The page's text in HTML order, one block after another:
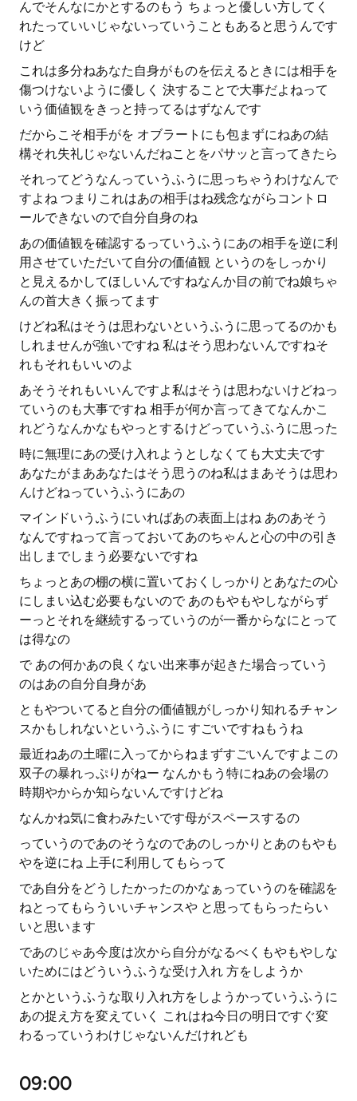
んでそんなにかとするのもう ちょっと優しい方してく
れたっていいじゃないっていうこともあると思うんです
けど
これは多分ねあなた自身がものを伝えるときには相手を
傷つけないように優しく 決することで大事だよねって
いう価値観をきっと持ってるはずなんです
だからこそ相手がを オブラートにも包まずにねあの結
構それ失礼じゃないんだねことをパサッと言ってきたら
それってどうなんっていうふうに思っちゃうわけなんで
すよね つまりこれはあの相手はね残念ながらコントロ
ールできないので自分自身のね
あの価値観を確認するっていうふうにあの相手を逆に利
用させていただいて自分の価値観 というのをしっかり
と見えるかしてほしいんですねなんか目の前でね娘ちゃ
んの首大きく振ってます
けどね私はそうは思わないというふうに思ってるのかも
しれませんが強いですね 私はそう思わないんですねそ
れもそれもいいのよ
あそうそれもいいんですよ私はそうは思わないけどねっ
ていうのも大事ですね 相手が何か言ってきてなんかこ
れどうなんかなもやっとするけどっていうふうに思った
時に無理にあの受け入れようとしなくても大丈夫です
あなたがまああなたはそう思うのね私はまあそうは思わ
んけどねっていうふうにあの
マインドいうふうにいればあの表面上はね あのあそう
なんですねって言っておいてあのちゃんと心の中の引き
出しまでしまう必要ないですね
ちょっとあの棚の横に置いておくしっかりとあなたの心
にしまい込む必要もないので あのもやもやしながらず
ーっとそれを継続するっていうのが一番からなにとって
は得なの
で あの何かあの良くない出来事が起きた場合っていう
のはあの自分自身があ
ともやついてると自分の価値観がしっかり知れるチャン
スかもしれないというふうに すごいですねもうね
最近ねあの土曜に入ってからねまずすごいんですよこの
双子の暴れっぷりがねー なんかもう特にねあの会場の
時期やからか知らないんですけどね
なんかね気に食わみたいです母がスペースするの
っていうのであのそうなのであのしっかりとあのもやも
やを逆にね 上手に利用してもらって
であ自分をどうしたかったのかなぁっていうのを確認を
ねとってもらういいチャンスや と思ってもらったらい
いと思います
であのじゃあ今度は次から自分がなるべくもやもやしな
いためにはどういうふうな受け入れ 方をしようか
とかというふうな取り入れ方をしようかっていうふうに
あの捉え方を変えていく これはね今日の明日ですぐ変
わるっていうわけじゃないんだけれども
09:00